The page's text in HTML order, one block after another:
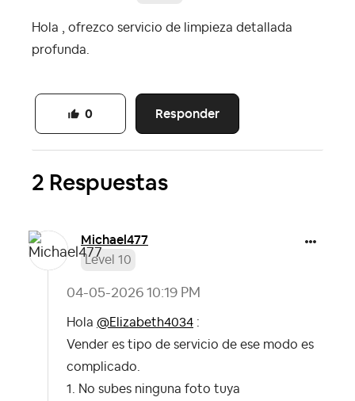
Hola , ofrezco servicio de limpieza detallada
profunda.
Responder
0
2 Respuestas
Michael477
Level 10
‎04-05-2026 10:19 PM
Hola @Elizabeth4034 :
Vender es tipo de servicio de ese modo es
complicado.
1. No subes ninguna foto tuya